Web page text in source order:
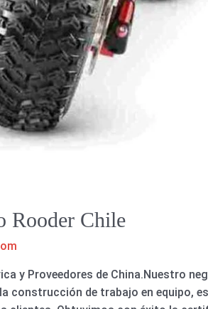
Rooder Chile
y Proveedores de China.Nuestro
construcción de trabajo en equipo,